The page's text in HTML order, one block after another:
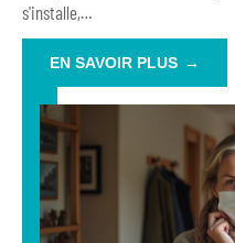
s'installe,…
EN SAVOIR PLUS